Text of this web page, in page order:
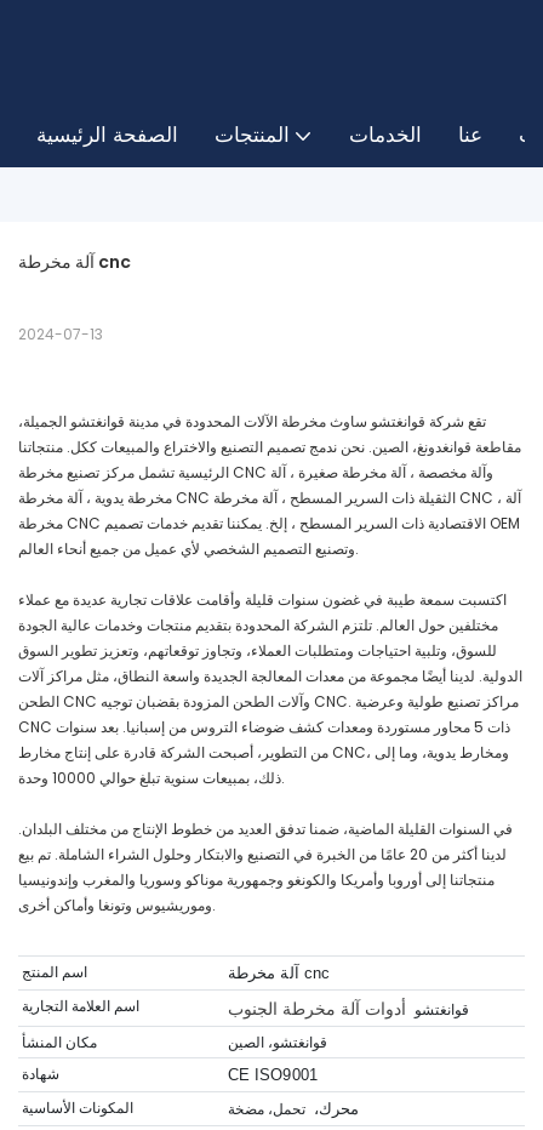
الصفحة الرئيسية المنتجات الخدمات عنا
آلة مخرطة cnc
2024-07-13
تقع شركة قوانغتشو ساوث مخرطة الآلات المحدودة في مدينة قوانغتشو الجميلة،
مقاطعة قوانغدونغ، الصين. نحن ندمج تصميم التصنيع والاختراع والمبيعات ككل. منتجاتنا
الرئيسية تشمل مركز تصنيع مخرطة CNC وآلة مخصصة ، آلة مخرطة صغيرة ، آلة
مخرطة يدوية ، آلة مخرطة CNC الثقيلة ذات السرير المسطح ، آلة مخرطة CNC ، آلة
مخرطة CNC الاقتصادية ذات السرير المسطح ، إلخ. يمكننا تقديم خدمات تصميم OEM
وتصنيع التصميم الشخصي لأي عميل من جميع أنحاء العالم.
اكتسبت سمعة طيبة في غضون سنوات قليلة وأقامت علاقات تجارية عديدة مع عملاء
مختلفين حول العالم. تلتزم الشركة المحدودة بتقديم منتجات وخدمات عالية الجودة
للسوق، وتلبية احتياجات ومتطلبات العملاء، وتجاوز توقعاتهم، وتعزيز تطوير السوق
الدولية. لدينا أيضًا مجموعة من معدات المعالجة الجديدة واسعة النطاق، مثل مراكز آلات
الطحن CNC وآلات الطحن المزودة بقضبان توجيه CNC. مراكز تصنيع طولية وعرضية
CNC ذات 5 محاور مستوردة ومعدات كشف ضوضاء التروس من إسبانيا. بعد سنوات
من التطوير، أصبحت الشركة قادرة على إنتاج مخارط CNC، ومخارط يدوية، وما إلى
ذلك، بمبيعات سنوية تبلغ حوالي 10000 وحدة.
في السنوات القليلة الماضية، ضمنا تدفق العديد من خطوط الإنتاج من مختلف البلدان.
لدينا أكثر من 20 عامًا من الخبرة في التصنيع والابتكار وحلول الشراء الشاملة. تم بيع
منتجاتنا إلى أوروبا وأمريكا والكونغو وجمهورية موناكو وسوريا والمغرب وإندونيسيا
وموريشيوس وتونغا وأماكن أخرى.
اسم المنتج آلة مخرطة cnc
اسم العلامة التجارية قوانغتشو أدوات آلة مخرطة الجنوب
مكان المنشأ
قوانغتشو، الصين
شهادة
CE ISO9001
المكونات الأساسية محرك، تحمل، مضخة